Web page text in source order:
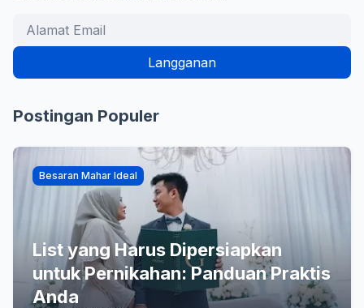
Postingan Populer
Besaran Mahar Ideal
List yang Harus Dipersiapkan
untuk Pernikahan: Panduan Praktis
Anda